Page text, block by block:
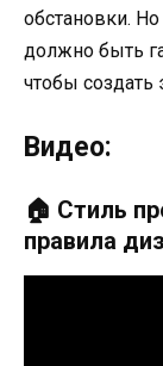
обстановки.
должно быть
чтобы создать
Видео:
🏠 Стиль
правила